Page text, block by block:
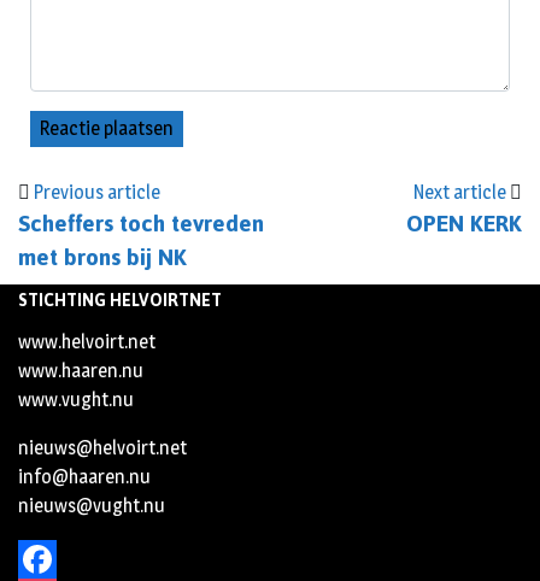
Previous article
Scheffers toch tevreden
met brons bij NK
Next article
OPEN KERK
STICHTING HELVOIRTNET
www.helvoirt.net
www.haaren.nu
www.vught.nu
nieuws@helvoirt.net
info@haaren.nu
nieuws@vught.nu